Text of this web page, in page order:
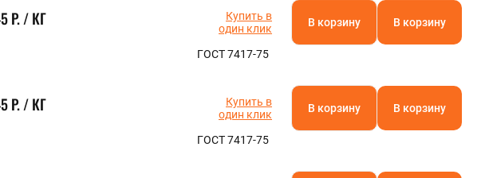
ГОСТ 7417-75
Р. / КГ
Купить в
один клик
В корзину В корзину
ГОСТ 7417-75
Р. / КГ
Купить в
один клик
В корзину В корзину